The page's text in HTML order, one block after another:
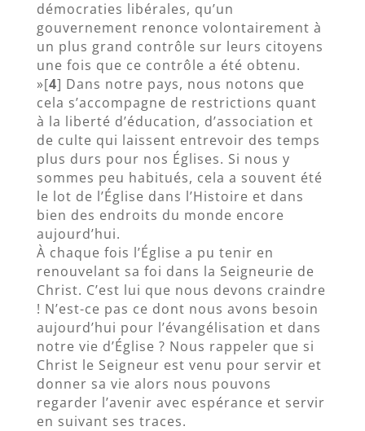
démocraties libérales, qu’un
gouvernement renonce volontairement à
un plus grand contrôle sur leurs citoyens
une fois que ce contrôle a été obtenu.
»[4] Dans notre pays, nous notons que
cela s’accompagne de restrictions quant
à la liberté d’éducation, d’association et
de culte qui laissent entrevoir des temps
plus durs pour nos Églises. Si nous y
sommes peu habitués, cela a souvent été
le lot de l’Église dans l’Histoire et dans
bien des endroits du monde encore
aujourd’hui.
À chaque fois l’Église a pu tenir en
renouvelant sa foi dans la Seigneurie de
Christ. C’est lui que nous devons craindre
! N’est-ce pas ce dont nous avons besoin
aujourd’hui pour l’évangélisation et dans
notre vie d’Église ? Nous rappeler que si
Christ le Seigneur est venu pour servir et
donner sa vie alors nous pouvons
regarder l’avenir avec espérance et servir
en suivant ses traces.